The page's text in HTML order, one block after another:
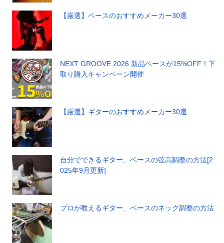
【厳選】ベースのおすすめメーカー30選
NEXT GROOVE 2026 新品ベースが15%OFF！下
取り購入キャンペーン開催
【厳選】ギターのおすすめメーカー30選
自分でできるギター、ベースの弦高調整の方法[2
025年9月更新]
プロが教えるギター、ベースのネック調整の方法